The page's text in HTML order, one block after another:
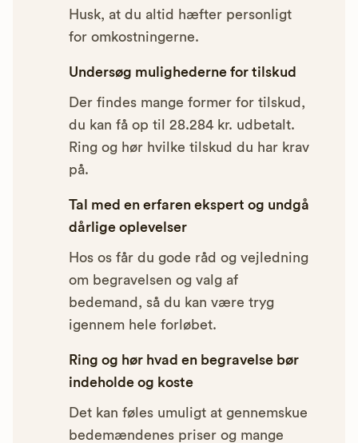
Husk, at du altid hæfter personligt
for omkostningerne.
Undersøg mulighederne for tilskud
Der findes mange former for tilskud,
du kan få op til 28.284 kr. udbetalt.
Ring og hør hvilke tilskud du har krav
på.
Tal med en erfaren ekspert og undgå
dårlige oplevelser
Hos os får du gode råd og vejledning
om begravelsen og valg af
bedemand, så du kan være tryg
igennem hele forløbet.
Ring og hør hvad en begravelse bør
indeholde og koste
Det kan føles umuligt at gennemskue
bedemændenes priser og mange